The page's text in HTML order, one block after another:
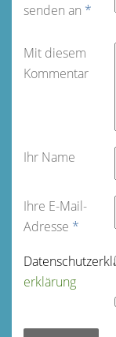
senden an *
Mit diesem
Kommentar
Ihr Name
Ihre E-Mail-
Adresse *
erklärung